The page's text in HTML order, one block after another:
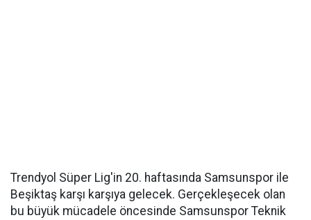
Trendyol Süper Lig'in 20. haftasında Samsunspor ile
Beşiktaş karşı karşıya gelecek. Gerçekleşecek olan
bu büyük mücadele öncesinde Samsunspor Teknik